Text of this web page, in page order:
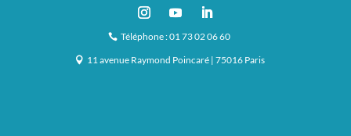
Téléphone : 01 73 02 06 60
11 avenue Raymond Poincaré | 75016 Paris